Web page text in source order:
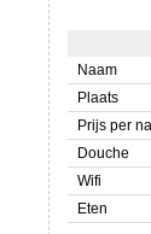
Naam
Plaats
Prijs per
Douche
Wifi
Eten